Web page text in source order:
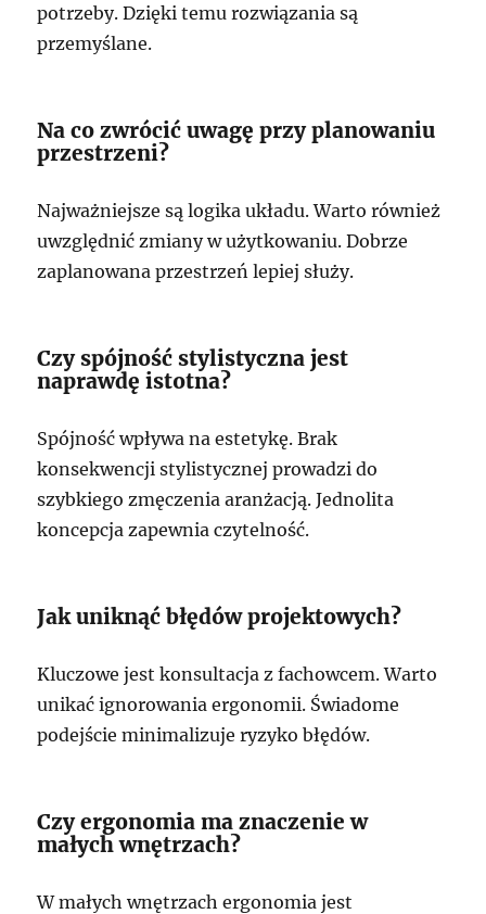
potrzeby. Dzięki temu rozwiązania są
przemyślane.
Na co zwrócić uwagę przy planowaniu
przestrzeni?
Najważniejsze są logika układu. Warto również
uwzględnić zmiany w użytkowaniu. Dobrze
zaplanowana przestrzeń lepiej służy.
Czy spójność stylistyczna jest
naprawdę istotna?
Spójność wpływa na estetykę. Brak
konsekwencji stylistycznej prowadzi do
szybkiego zmęczenia aranżacją. Jednolita
koncepcja zapewnia czytelność.
Jak uniknąć błędów projektowych?
Kluczowe jest konsultacja z fachowcem. Warto
unikać ignorowania ergonomii. Świadome
podejście minimalizuje ryzyko błędów.
Czy ergonomia ma znaczenie w
małych wnętrzach?
W małych wnętrzach ergonomia jest